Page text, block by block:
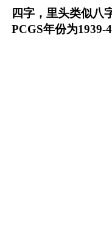
四字，里头类似八
PCGS年份为1939-